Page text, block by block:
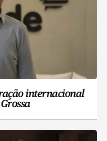
internacional